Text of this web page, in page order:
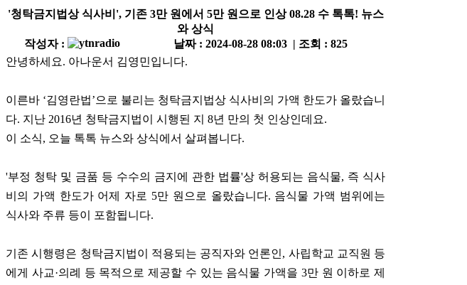
'청탁금지법상 식사비', 기존 3만 원에서 5만 원으로 인상 08.28 수 톡톡! 뉴스
와 상식
작성자 :
날짜 : 2024-08-28 08:03 | 조회 : 825
안녕하세요. 아나운서 김영민입니다.
이른바 ‘김영란법’으로 불리는 청탁금지법상 식사비의 가액 한도가 올랐습니
다. 지난 2016년 청탁금지법이 시행된 지 8년 만의 첫 인상인데요.
이 소식, 오늘 톡톡 뉴스와 상식에서 살펴봅니다.
'부정 청탁 및 금품 등 수수의 금지에 관한 법률'상 허용되는 음식물, 즉 식사
비의 가액 한도가 어제 자로 5만 원으로 올랐습니다. 음식물 가액 범위에는
식사와 주류 등이 포함됩니다.
기존 시행령은 청탁금지법이 적용되는 공직자와 언론인, 사립학교 교직원 등
에게 사교·의례 등 목적으로 제공할 수 있는 음식물 가액을 3만 원 이하로 제